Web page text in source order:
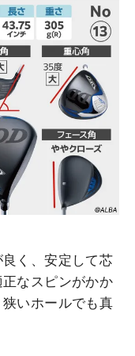
く、安定して芯
なスピンがかか
いホールでも真